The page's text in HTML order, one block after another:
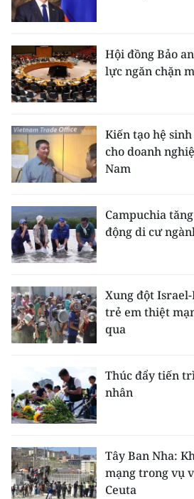
Hội đồng Bảo
lực ngăn chặn
Kiến tạo hệ
cho doanh
Nam
Campuchia
động di cư
Xung đột
trẻ em thiệt
qua
Thúc đẩy tiến
nhân
Tây Ban Nha:
mạng trong vụ
Ceuta